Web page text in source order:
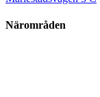
Närområden